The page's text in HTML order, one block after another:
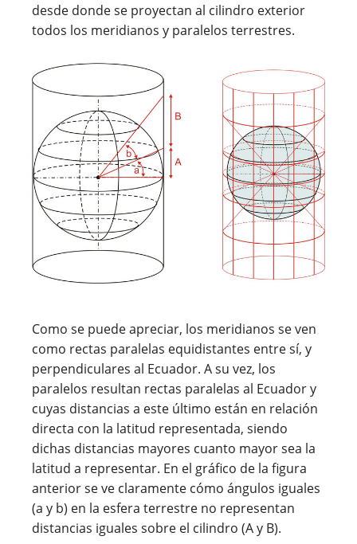
desde donde se proyectan al cilindro exterior
todos los meridianos y paralelos terrestres.
Como se puede apreciar, los meridianos se ven
como rectas paralelas equidistantes entre sí, y
perpendiculares al Ecuador. A su vez, los
paralelos resultan rectas paralelas al Ecuador y
cuyas distancias a este último están en relación
directa con la latitud representada, siendo
dichas distancias mayores cuanto mayor sea la
latitud a representar. En el gráfico de la figura
anterior se ve claramente cómo ángulos iguales
(a y b) en la esfera terrestre no representan
distancias iguales sobre el cilindro (A y B).